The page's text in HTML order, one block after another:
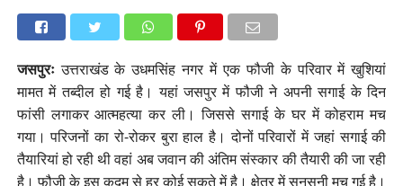
जसपुरःउत्तराखंड के उधमसिंह नगर में एक फौजी के परिवार में खुशियां
मामत में तब्दील हो गई है। यहां जसपुर में फौजी ने अपनी सगाई के दिन
फांसी लगाकर आत्महत्या कर ली। जिससे सगाई के घर में कोहराम मच
गया। परिजनों का रो-रोकर बुरा हाल है। दोनों परिवारों में जहां सगाई की
तैयारियां हो रही थी वहां अब जवान की अंतिम संस्कार की तैयारी की जा रही
है। फौजी के इस कदम से हर कोई सकते में है। क्षेत्र में सनसनी मच गई है।